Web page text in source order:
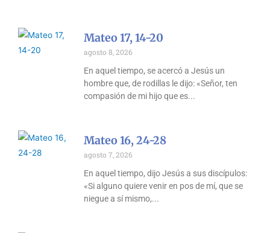
Mateo 17, 14-20
agosto 8, 2026
En aquel tiempo, se acercó a Jesús un
hombre que, de rodillas le dijo: «Señor, ten
compasión de mi hijo que es
Mateo 16, 24-28
agosto 7, 2026
En aquel tiempo, dijo Jesús a sus discípulos:
«Si alguno quiere venir en pos de mí, que se
niegue a sí mismo,